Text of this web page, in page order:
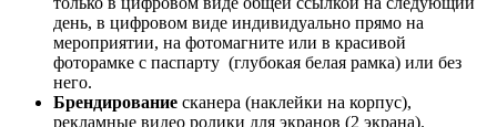
день, в цифровом виде индивидуально прямо на
мероприятии, на фотомагните или в красивой
фоторамке с паспарту (глубокая белая рамка) или без
него.
Брендирование сканера (наклейки на корпус),
рекламные видео ролики для экранов (2 экрана).